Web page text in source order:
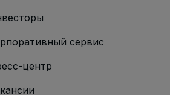
сервис
центр